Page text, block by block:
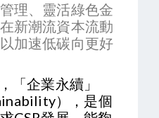
理、靈活綠色金
新潮流資本流動
加速低碳向更好
「企業永續」
），是個